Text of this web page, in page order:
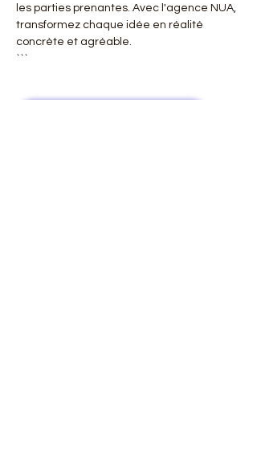
les parties prenantes. Avec l'agence NUA,
transformez chaque idée en réalité
concrète et agréable.
```